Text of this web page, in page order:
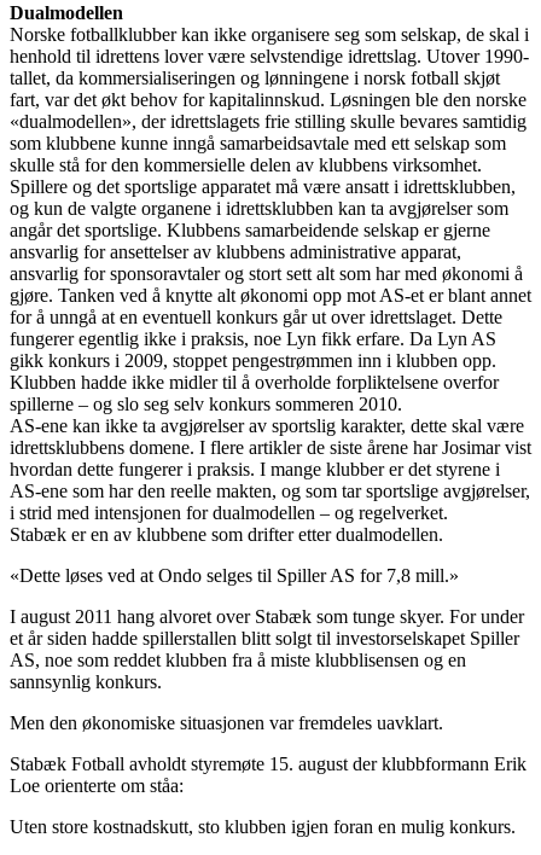
Dualmodellen
Norske fotballklubber kan ikke organisere seg som selskap, de skal i
henhold til idrettens lover være selvstendige idrettslag. Utover 1990-
tallet, da kommersialiseringen og lønningene i norsk fotball skjøt
fart, var det økt behov for kapitalinnskud. Løsningen ble den norske
«dualmodellen», der idrettslagets frie stilling skulle bevares samtidig
som klubbene kunne inngå samarbeidsavtale med ett selskap som
skulle stå for den kommersielle delen av klubbens virksomhet.
Spillere og det sportslige apparatet må være ansatt i idrettsklubben,
og kun de valgte organene i idrettsklubben kan ta avgjørelser som
angår det sportslige. Klubbens samarbeidende selskap er gjerne
ansvarlig for ansettelser av klubbens administrative apparat,
ansvarlig for sponsoravtaler og stort sett alt som har med økonomi å
gjøre. Tanken ved å knytte alt økonomi opp mot AS-et er blant annet
for å unngå at en eventuell konkurs går ut over idrettslaget. Dette
fungerer egentlig ikke i praksis, noe Lyn fikk erfare. Da Lyn AS
gikk konkurs i 2009, stoppet pengestrømmen inn i klubben opp.
Klubben hadde ikke midler til å overholde forpliktelsene overfor
spillerne – og slo seg selv konkurs sommeren 2010.
AS-ene kan ikke ta avgjørelser av sportslig karakter, dette skal være
idrettsklubbens domene. I flere artikler de siste årene har Josimar vist
hvordan dette fungerer i praksis. I mange klubber er det styrene i
AS-ene som har den reelle makten, og som tar sportslige avgjørelser,
i strid med intensjonen for dualmodellen – og regelverket.
Stabæk er en av klubbene som drifter etter dualmodellen.
«Dette løses ved at Ondo selges til Spiller AS for 7,8 mill.»
I august 2011 hang alvoret over Stabæk som tunge skyer. For under
et år siden hadde spillerstallen blitt solgt til investorselskapet Spiller
AS, noe som reddet klubben fra å miste klubblisensen og en
sannsynlig konkurs.
Men den økonomiske situasjonen var fremdeles uavklart.
Stabæk Fotball avholdt styremøte 15. august der klubbformann Erik
Loe orienterte om ståa:
Uten store kostnadskutt, sto klubben igjen foran en mulig konkurs.